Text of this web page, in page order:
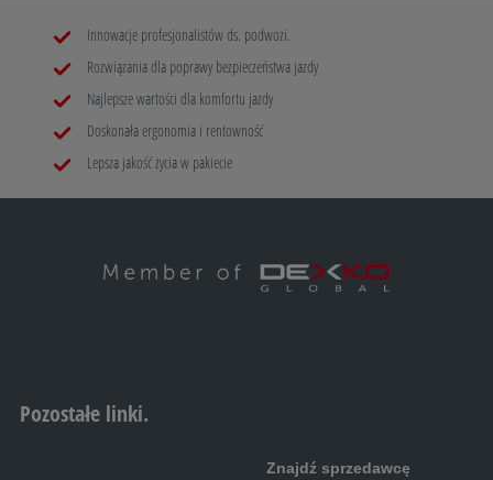
Innowacje profesjonalistów ds. podwozi.
Rozwiązania dla poprawy bezpieczeństwa jazdy
Najlepsze wartości dla komfortu jazdy
Doskonała ergonomia i rentowność
Lepsza jakość życia w pakiecie
Pozostałe linki.
Znajdź sprzedawcę